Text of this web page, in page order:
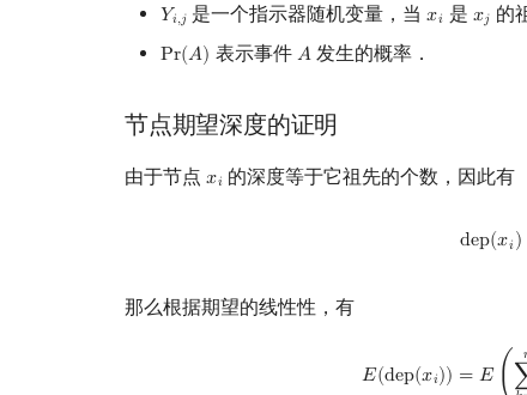
𝑌𝑖,𝑗
Yi,j 是一个指示器随机变量，当𝑥𝑖
xi 是 𝑥𝑗
xj 的
Pr(𝐴)
Pr(A) 表示事件 𝐴
A 发生的概率．
节点期望深度的证明
由于节点 𝑥𝑖
xi 的深度等于它祖先的个数，因此有
dep(𝑥𝑖)
( )
那么根据期望的线性性，有
𝐸(dep(𝑥𝑖)) = 𝐸 (
k=